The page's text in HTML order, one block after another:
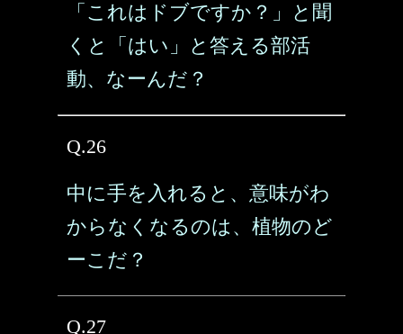
「これはドブですか？」と聞
くと「はい」と答える部活
動、なーんだ？
Q.26
中に手を入れると、意味がわ
からなくなるのは、植物のど
ーこだ？
Q.27